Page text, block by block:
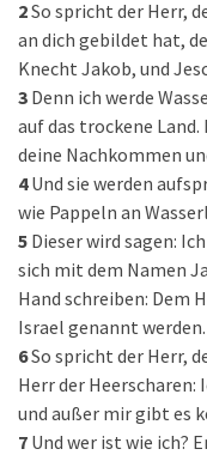
2So spricht der Herr,
an dich gebildet hat,
Knecht Jakob, und
3 Denn ich werde
auf das trockene
deine Nachkommen
4 Und sie werden
wie Pappeln an
5 Dieser wird sagen:
sich mit dem Namen
Hand schreiben: Dem
Israel genannt werden.
6So spricht der Herr,
Herr der Heerscharen:
und außer mir gibt es
7 Und wer ist wie ich?